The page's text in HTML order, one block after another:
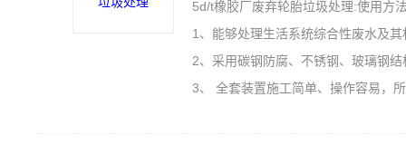
5d/t橡胶厂废弃轮胎垃圾处理:使用方
1、能够处理生活系统综合性废水及
2、采用碳钢防腐、不锈钢、玻璃钢
3、 全套装置施工简单、操作容易，